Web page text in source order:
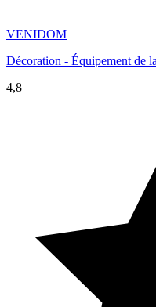
VENIDOM
Décoration - Équipement de
4,8